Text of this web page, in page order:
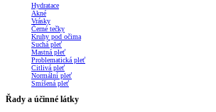
Hydratace
Akné
Vrásky
Černé tečky
Kruhy pod očima
Suchá pleť
Mastná pleť
Problematická pleť
Citlivá pleť
Normální pleť
Smíšená pleť
Řady a účinné látky